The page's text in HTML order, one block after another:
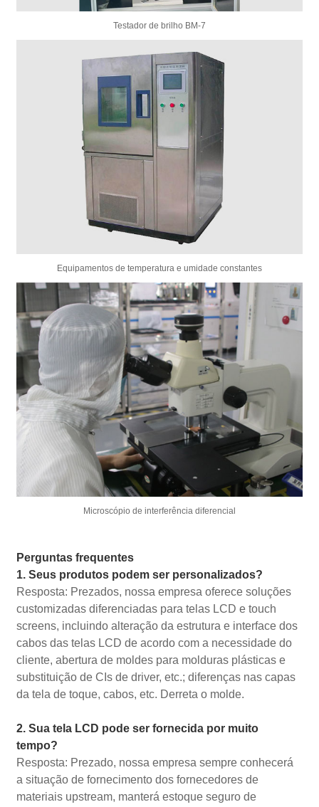
Testador de brilho BM-7
Equipamentos de temperatura e umidade constantes
Microscópio de interferência diferencial
Perguntas frequentes
1. Seus produtos podem ser personalizados?
Resposta: Prezados, nossa empresa oferece soluções
customizadas diferenciadas para telas LCD e touch
screens, incluindo alteração da estrutura e interface dos
cabos das telas LCD de acordo com a necessidade do
cliente, abertura de moldes para molduras plásticas e
substituição de CIs de driver, etc.; diferenças nas capas
da tela de toque, cabos, etc. Derreta o molde.
2. Sua tela LCD pode ser fornecida por muito
tempo?
Resposta: Prezado, nossa empresa sempre conhecerá
a situação de fornecimento dos fornecedores de
materiais upstream, manterá estoque seguro de